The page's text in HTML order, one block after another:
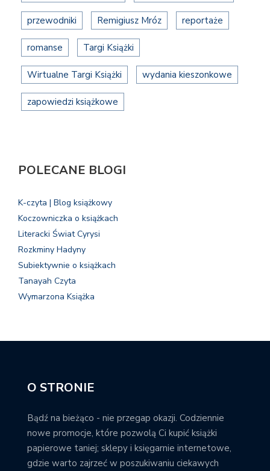
przewodniki Remigiusz Mróz reportaże
romanse Targi Książki
Wirtualne Targi Książki wydania kieszonkowe
zapowiedzi książkowe
POLECANE BLOGI
K-czyta | Blog książkowy
Koczowniczka o książkach
Literacki Świat Cyrysi
Rozkminy Hadyny
Subiektywnie o książkach
Tanayah Czyta
Wymarzona Książka
O STRONIE
Bądź na bieżąco - nie przegap okazji. Codziennie
nowe promocje, które pozwolą Ci kupić książki
papierowe taniej; sklepy i księgarnie internetowe,
gdzie warto zajrzeć w poszukiwaniu ciekawych